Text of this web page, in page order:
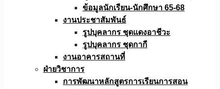
ข้อมูลนักเรียน-นักศึกษา 65-68
งานประชาสัมพันธ์
รูปบุคลากร ชุดแดงอาชีวะ
รูปบุคลากร ชุดกากี
งานอาคารสถานที่
ฝ่ายวิชาการ
การพัฒนาหลักสูตรการเรียนการสอน